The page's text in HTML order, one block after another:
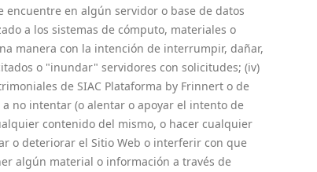
en algún servidor o base de datos
a los sistemas de cómputo, materiales o
manera con la intención de interrumpir, dañar,
o "inundar" servidores con solicitudes; (iv)
de SIAC Plataforma by Frinnert o de
no intentar (o alentar o apoyar el intento de
contenido del mismo, o hacer cualquier
o deteriorar el Sitio Web o interferir con que
algún material o información a través de